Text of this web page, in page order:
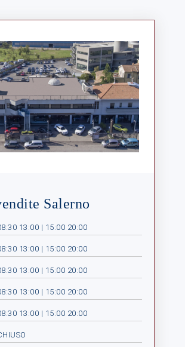
Salerno
13:00 | 15:00 20:00
13:00 | 15:00 20:00
13:00 | 15:00 20:00
13:00 | 15:00 20:00
13:00 | 15:00 20:00